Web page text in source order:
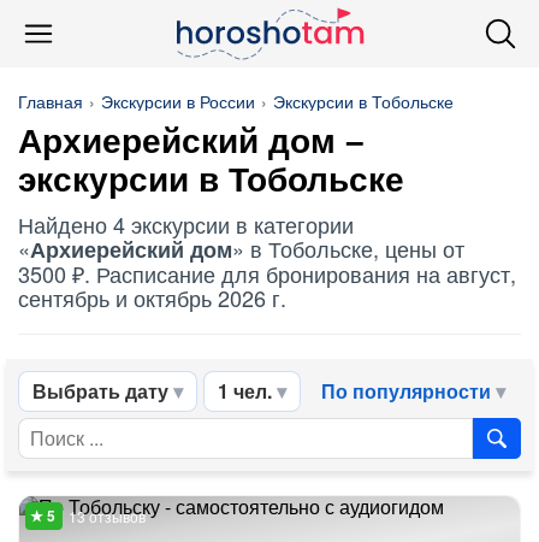
Главная Экскурсии в России Экскурсии в Тобольске
Архиерейский дом –
экскурсии в Тобольске
Найдено 4 экскурсии в категории
«Архиерейский дом» в Тобольске, цены от
3500 ₽. Расписание для бронирования на август,
сентябрь и октябрь 2026 г.
Выбрать дату 1 чел. По популярности
13 отзывов